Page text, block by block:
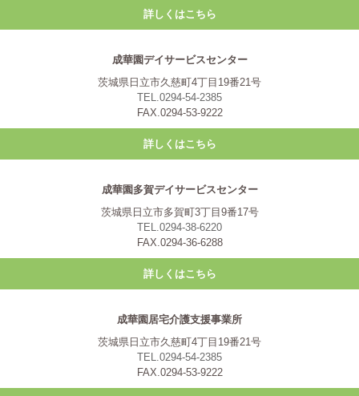
詳しくはこちら
成華園デイサービスセンター
茨城県日立市久慈町4丁目19番21号
TEL.0294-54-2385
FAX.0294-53-9222
詳しくはこちら
成華園多賀デイサービスセンター
茨城県日立市多賀町3丁目9番17号
TEL.0294-38-6220
FAX.0294-36-6288
詳しくはこちら
成華園居宅介護支援事業所
茨城県日立市久慈町4丁目19番21号
TEL.0294-54-2385
FAX.0294-53-9222